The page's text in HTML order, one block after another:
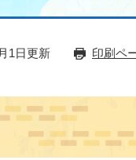
1日更新 印刷ペ